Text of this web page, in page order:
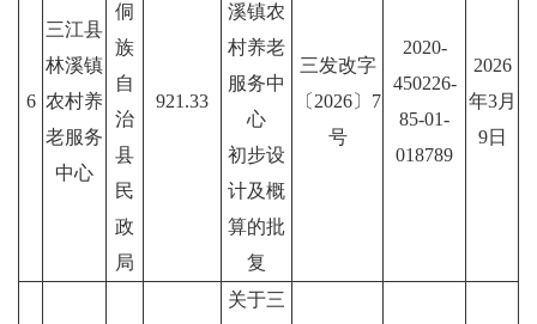
6
三江县
林溪镇
农村养
老服务
中心
侗
族
自
治
县
民
政
局
921.33
溪镇农
村养老
服务中
心
初步设
计及概
算的批
复
三发改字
〔2026〕7
号
2020-
450226-
85-01-
018789
2026
年3月
9日
关于三